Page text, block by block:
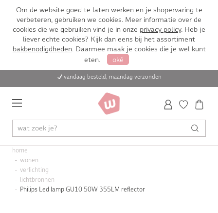
Om de website goed te laten werken en je shopervaring te
verbeteren, gebruiken we cookies. Meer informatie over de
cookies die we gebruiken vind je in onze privacy policy. Heb je
liever echte cookies? Kijk dan eens bij het assortiment
bakbenodigdheden. Daarmee maak je cookies die je wel kunt
eten.
oké
vandaag besteld, maandag verzonden
home
wonen
verlichting
lichtbronnen
Philips Led lamp GU10 50W 355LM reflector